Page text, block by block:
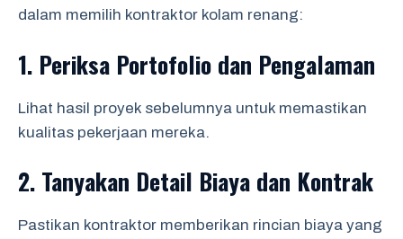
dalam memilih kontraktor kolam renang:
1. Periksa Portofolio dan Pengalaman
Lihat hasil proyek sebelumnya untuk memastikan
kualitas pekerjaan mereka.
2. Tanyakan Detail Biaya dan Kontrak
Pastikan kontraktor memberikan rincian biaya yang